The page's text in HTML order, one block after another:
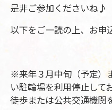
是非ご参加くださいね♪
以下をご一読の上、お申
※来年３月中旬（予定）
い駐輪場を利用停止して
徒歩または公共交通機関